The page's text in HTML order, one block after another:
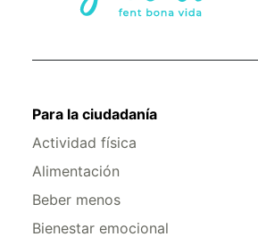
Para la ciudadanía
Actividad física
Alimentación
Beber menos
Bienestar emocional